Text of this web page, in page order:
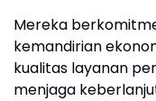
Mereka
kemandirian
kualitas layanan
menjaga